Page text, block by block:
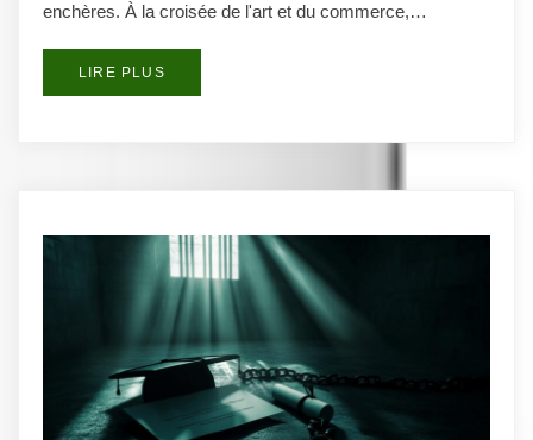
enchères. À la croisée de l'art et du commerce,…
LIRE PLUS